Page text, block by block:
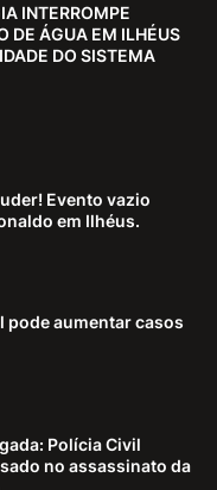
INTERROMPE
DE ÁGUA EM ILHÉUS
DO SISTEMA
Evento vazio
em Ilhéus.
pode aumentar casos
Polícia Civil
no assassinato da